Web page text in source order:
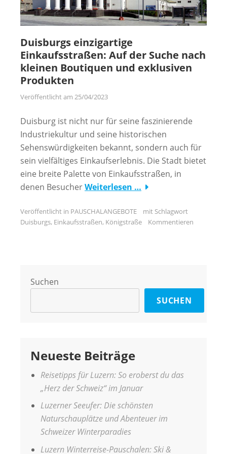
Duisburgs einzigartige
Einkaufsstraßen: Auf der Suche nach
kleinen Boutiquen und exklusiven
Produkten
Veröffentlicht am 25/04/2023
Duisburg ist nicht nur für seine faszinierende
Industriekultur und seine historischen
Sehenswürdigkeiten bekannt, sondern auch für
sein vielfältiges Einkaufserlebnis. Die Stadt bietet
eine breite Palette von Einkaufsstraßen, in
denen BesucherWeiterlesen …
Veröffentlicht in PAUSCHALANGEBOTE
mit Schlagwort
Duisburgs, Einkaufsstraßen, Königstraße Kommentieren
Suchen
SUCHEN
Neueste Beiträge
Reisetipps für Luzern: So eroberst du das
„Herz der Schweiz“ im Januar
Luzerner Seeufer: Die schönsten
Naturschauplätze und Abenteuer im
Schweizer Winterparadies
Luzern Winterreise-Pauschalen: Ski &